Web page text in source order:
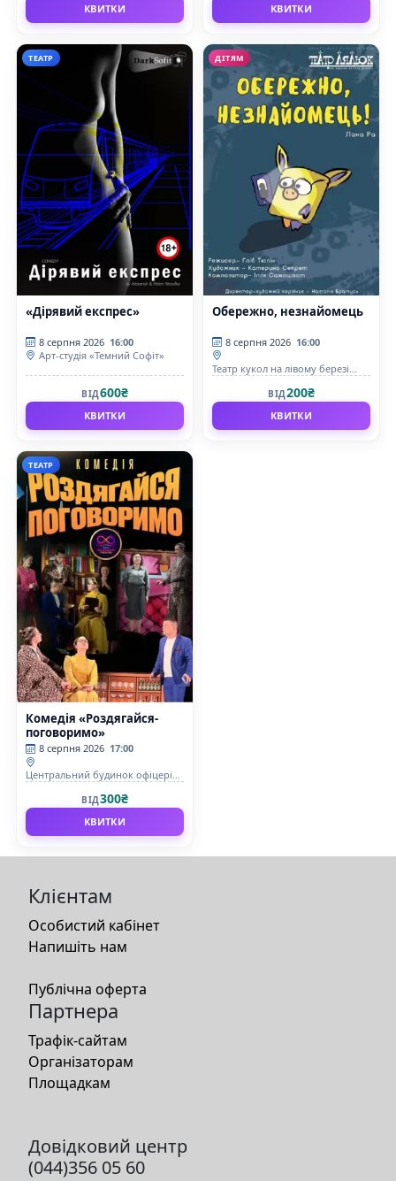
КВИТКИ КВИТКИ
ТЕАТР
«Дірявий експрес»
8 серпня 2026 16:00
Арт-студія «Темний Софіт»
ВІД600₴
КВИТКИ
ДІТЯМ
Обережно, незнайомець
8 серпня 2026 16:00
Театр кукол на лівому березі
ВІД200₴
КВИТКИ
ТЕАТР
Комедія «Роздягайся-
поговоримо»
8 серпня 2026 17:00
Центральний будинок офіцерів
ВІД300₴
КВИТКИ
Клієнтам
Особистий кабінет
Напишіть нам
Публічна оферта
Партнера
Трафік-сайтам
Організаторам
Площадкам
Довідковий центр
(044)356 05 60